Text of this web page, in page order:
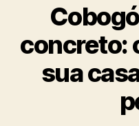
concreto:
sua